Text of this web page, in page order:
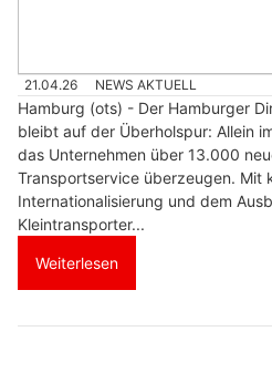
21.04.26 NEWS AKTUELL
Hamburg (ots) - Der Hamburger
bleibt auf der Überholspur: Allein
das Unternehmen über 13.000
Transportservice überzeugen. Mit
Internationalisierung und dem
Kleintransporter...
Weiterlesen